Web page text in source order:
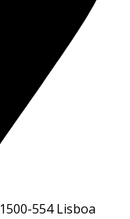
554 Lisboa